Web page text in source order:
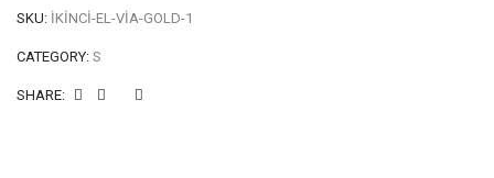
SKU: IKINCI-EL-VIA-GOLD-1
CATEGORY: S
SHARE: